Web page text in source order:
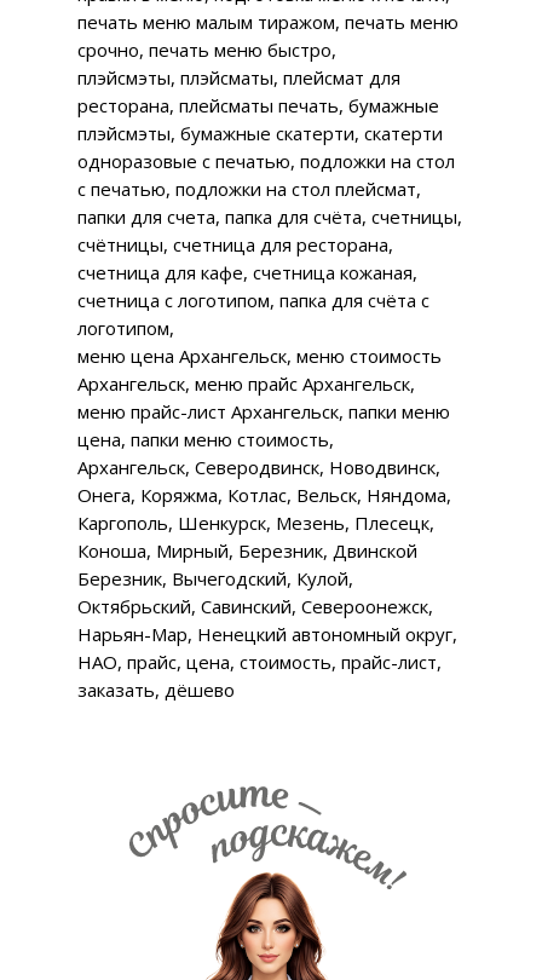
печать меню малым тиражом, печать меню
срочно, печать меню быстро,
плэйсмэты, плэйсматы, плейсмат для
ресторана, плейсматы печать, бумажные
плэйсмэты, бумажные скатерти, скатерти
одноразовые с печатью, подложки на стол
с печатью, подложки на стол плейсмат,
папки для счета, папка для счёта, счетницы,
счётницы, счетница для ресторана,
счетница для кафе, счетница кожаная,
счетница с логотипом, папка для счёта с
логотипом,
меню цена Архангельск, меню стоимость
Архангельск, меню прайс Архангельск,
меню прайс-лист Архангельск, папки меню
цена, папки меню стоимость,
Архангельск, Северодвинск, Новодвинск,
Онега, Коряжма, Котлас, Вельск, Няндома,
Каргополь, Шенкурск, Мезень, Плесецк,
Коноша, Мирный, Березник, Двинской
Березник, Вычегодский, Кулой,
Октябрьский, Савинский, Североонежск,
Нарьян-Мар, Ненецкий автономный округ,
НАО, прайс, цена, стоимость, прайс-лист,
заказать, дёшево